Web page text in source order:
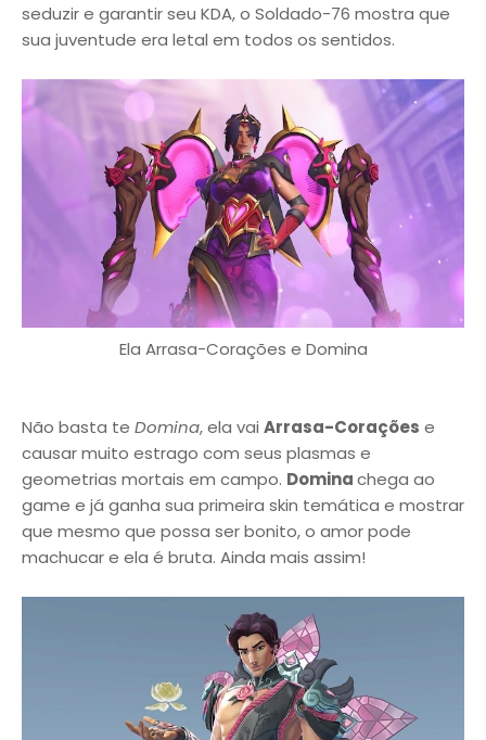
seduzir e garantir seu KDA, o Soldado-76 mostra que
sua juventude era letal em todos os sentidos.
Ela Arrasa-Corações e Domina
Não basta te Domina, ela vai Arrasa-Corações e
causar muito estrago com seus plasmas e
geometrias mortais em campo. Dominachega ao
game e já ganha sua primeira skin temática e mostrar
que mesmo que possa ser bonito, o amor pode
machucar e ela é bruta. Ainda mais assim!